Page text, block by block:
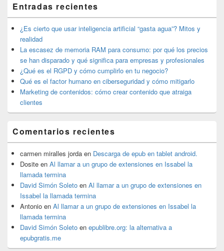
área
de
widget
barra
lateral
primaria
Entradas recientes
¿Es cierto que usar inteligencia artificial “gasta agua”? Mitos y
realidad
La escasez de memoria RAM para consumo: por qué los precios
se han disparado y qué significa para empresas y profesionales
¿Qué es el RGPD y cómo cumplirlo en tu negocio?
Qué es el factor humano en ciberseguridad y cómo mitigarlo
Marketing de contenidos: cómo crear contenido que atraiga
clientes
Comentarios recientes
carmen miralles jorda en Descarga de epub en tablet android.
Dosite en Al llamar a un grupo de extensiones en Issabel la
llamada termina
David Simón Soleto en Al llamar a un grupo de extensiones en
Issabel la llamada termina
Antonio en Al llamar a un grupo de extensiones en Issabel la
llamada termina
David Simón Soleto en epublibre.org: la alternativa a
epubgratis.me